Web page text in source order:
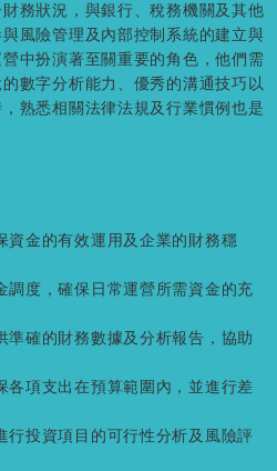
務狀況，與銀行、稅務機關及其他
風險管理及內部控制系統的建立與
中扮演著至關重要的角色，他們需
數字分析能力、優秀的溝通技巧以
熟悉相關法律法規及行業慣例也是
資金的有效運用及企業的財務穩
調度，確保日常運營所需資金的充
準確的財務數據及分析報告，協助
各項支出在預算範圍內，並進行差
行投資項目的可行性分析及風險評